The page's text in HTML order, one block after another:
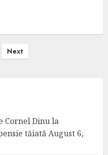
Next
Cornel Dinu la
tăiatăAugust 6,